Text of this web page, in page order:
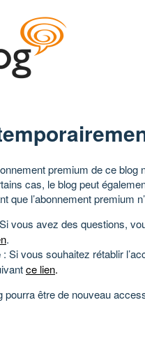
premium de ce blog
cas, le blog peut
que l’abonnement premium
vous avez des questions,
.
: Si vous souhaitez rétablir
ce lien.
pourra être de nouveau